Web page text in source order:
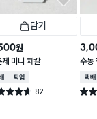
담기
원
제 미니 채칼
배송매장픽업
4.6점 82
건 작성
수동
택배
별점